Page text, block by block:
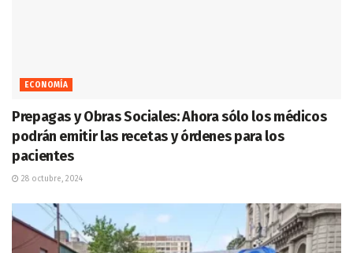
ECONOMÍA
Prepagas y Obras Sociales: Ahora sólo los médicos
podrán emitir las recetas y órdenes para los
pacientes
28 octubre, 2024